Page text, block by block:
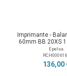
Imprimante -
60mm BB 20XS
Epelsa
136,00